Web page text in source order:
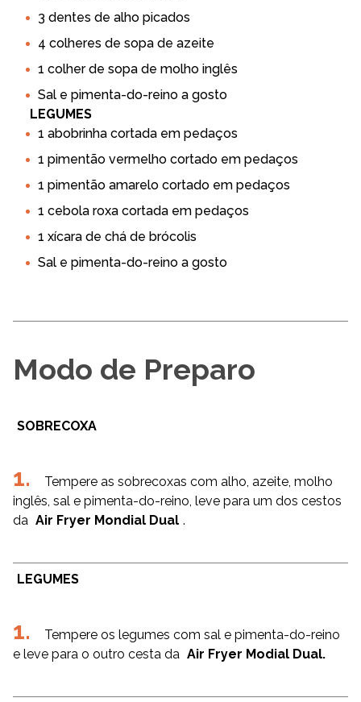
3 dentes de alho picados
4 colheres de sopa de azeite
1 colher de sopa de molho inglês
Sal e pimenta-do-reino a gosto
LEGUMES
1 abobrinha cortada em pedaços
1 pimentão vermelho cortado em pedaços
1 pimentão amarelo cortado em pedaços
1 cebola roxa cortada em pedaços
1 xícara de chá de brócolis
Sal e pimenta-do-reino a gosto
Modo de Preparo
SOBRECOXA
Tempere as sobrecoxas com alho, azeite, molho
inglês, sal e pimenta-do-reino, leve para um dos cestos
da Air Fryer Mondial Dual .
LEGUMES
Tempere os legumes com sal e pimenta-do-reino
e leve para o outro cesta da Air Fryer Modial Dual.